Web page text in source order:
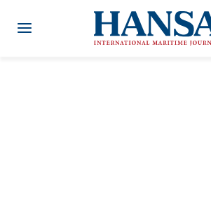
Inhalt